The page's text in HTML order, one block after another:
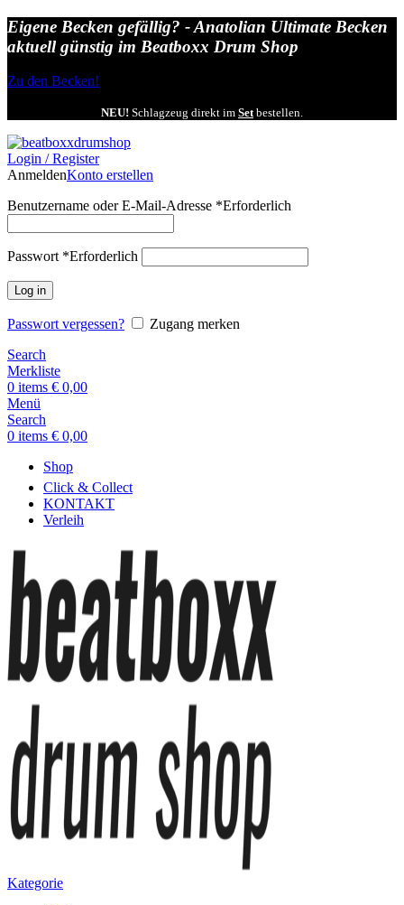
Eigene Becken gefällig? - Anatolian Ultimate Becken
aktuell günstig im Beatboxx Drum Shop
Zu den Becken!
NEU! Schlagzeug direkt im Setbestellen.
Login / Register
AnmeldenKonto erstellen
Benutzername oder E-Mail-Adresse *Erforderlich
Passwort *Erforderlich
Log in
Passwort vergessen?
Zugang merken
Search
Merkliste
0 items € 0,00
Menü
Search
0 items € 0,00
Shop
Click & Collect
KONTAKT
Verleih
Kategorie